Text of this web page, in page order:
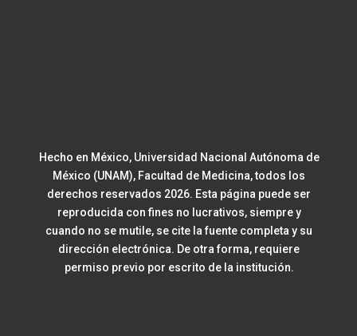
Hecho en México, Universidad Nacional Autónoma de
México (UNAM), Facultad de Medicina, todos los
derechos reservados 2026. Esta página puede ser
reproducida con fines no lucrativos, siempre y
cuando no se mutile, se cite la fuente completa y su
dirección electrónica. De otra forma, requiere
permiso previo por escrito de la institución.